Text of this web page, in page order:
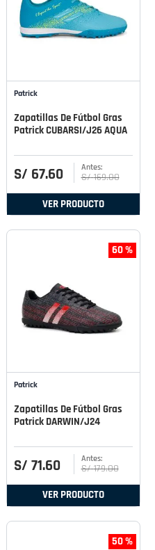
Patrick
Zapatillas De Fútbol Gras
Patrick CUBARSI/J26 AQUA
S/ 67.60 S/ 169.00
VER PRODUCTO
60 %
Patrick
Zapatillas De Fútbol Gras
Patrick DARWIN/J24
S/ 71.60 S/ 179.00
VER PRODUCTO
50 %